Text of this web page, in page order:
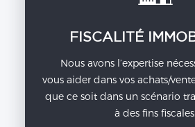
FISCALITÉ
Nous avons l’expertise
vous aider dans vos achats/
que ce soit dans un scénario
à des fins fiscales.